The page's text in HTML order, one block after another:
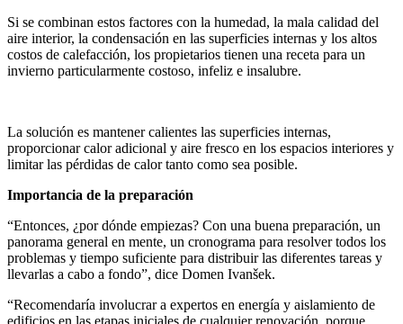
Si se combinan estos factores con la humedad, la mala calidad del
aire interior, la condensación en las superficies internas y los altos
costos de calefacción, los propietarios tienen una receta para un
invierno particularmente costoso, infeliz e insalubre.
La solución es mantener calientes las superficies internas,
proporcionar calor adicional y aire fresco en los espacios interiores y
limitar las pérdidas de calor tanto como sea posible.
Importancia de la preparación
“Entonces, ¿por dónde empiezas? Con una buena preparación, un
panorama general en mente, un cronograma para resolver todos los
problemas y tiempo suficiente para distribuir las diferentes tareas y
llevarlas a cabo a fondo”, dice Domen Ivanšek.
“Recomendaría involucrar a expertos en energía y aislamiento de
edificios en las etapas iniciales de cualquier renovación, porque